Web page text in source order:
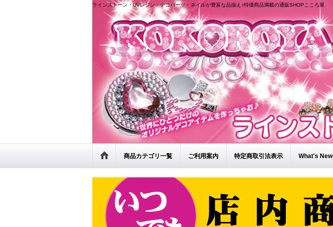
ラインストーン・UVレジン・デコパーツ・ネイルが豊富な品揃え♪特価商品満載の通販SHOPこころ屋
商品カテゴリ一覧 ご利用案内 特定商取引法表示 What's New